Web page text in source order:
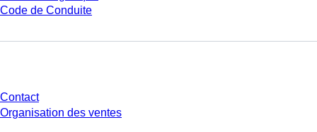
Code de Conduite
Contact
Organisation des ventes